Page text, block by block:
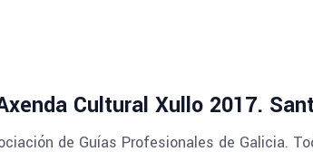
Cultural Xullo 2017.
de Guías Profesionales de Galicia.